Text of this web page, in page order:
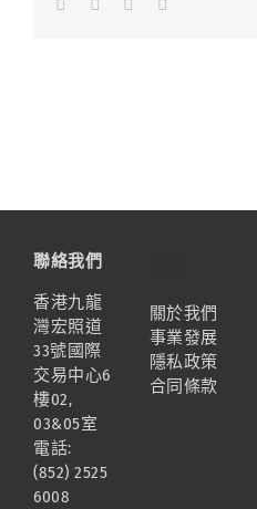
聯絡我們
香港九龍
灣宏照道
33號國際
交易中心6
樓02,
03&05室
電話:
(852) 2525
6008
關於我們
事業發展
隱私政策
合同條款